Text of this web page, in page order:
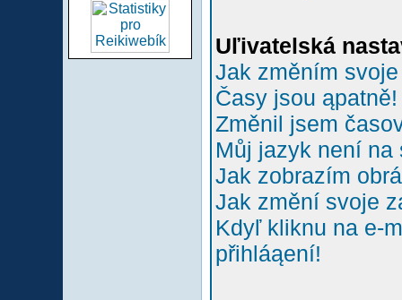
Uľivatelská
Jak změním
Časy jsou ąpatně!
Změnil jsem
Můj jazyk není na
Jak zobrazím
Jak změní svoje
Kdyľ kliknu na e-
přihláąení!